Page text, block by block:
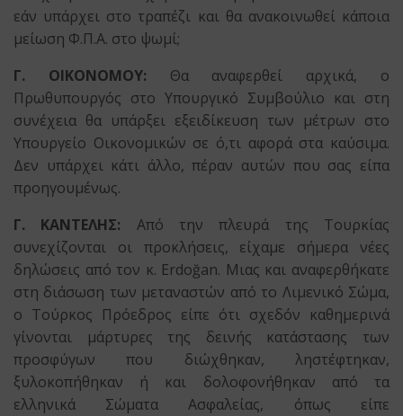
εάν υπάρχει στο τραπέζι και θα ανακοινωθεί κάποια
μείωση Φ.Π.Α. στο ψωμί;
Γ. ΟΙΚΟΝΟΜΟΥ: Θα αναφερθεί αρχικά, ο
Πρωθυπουργός στο Υπουργικό Συμβούλιο και στη
συνέχεια θα υπάρξει εξειδίκευση των μέτρων στο
Υπουργείο Οικονομικών σε ό,τι αφορά στα καύσιμα.
Δεν υπάρχει κάτι άλλο, πέραν αυτών που σας είπα
προηγουμένως.
Γ. ΚΑΝΤΕΛΗΣ: Από την πλευρά της Τουρκίας
συνεχίζονται οι προκλήσεις, είχαμε σήμερα νέες
δηλώσεις από τον κ. Erdoğan. Μιας και αναφερθήκατε
στη διάσωση των μεταναστών από το Λιμενικό Σώμα,
ο Tούρκος Πρόεδρος είπε ότι σχεδόν καθημερινά
γίνονται μάρτυρες της δεινής κατάστασης των
προσφύγων που διώχθηκαν, ληστέφτηκαν,
ξυλοκοπήθηκαν ή και δολοφονήθηκαν από τα
ελληνικά Σώματα Ασφαλείας, όπως είπε